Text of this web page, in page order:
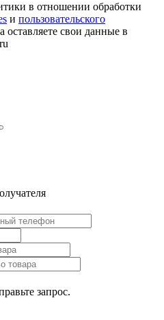
в отношении обработки
и пользовательского
оставляете свои данные в
запрос.